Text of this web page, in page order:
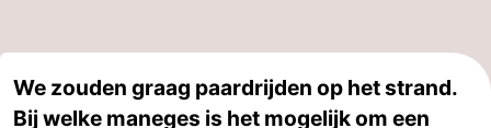
centra
Dorpen
We zouden graag paardrijden op het strand.
Bij welke maneges is het mogelijk om een